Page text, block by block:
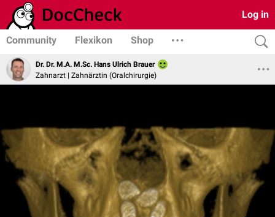
Log in
Community Flexikon Shop
Dr. Dr. M.A. M.Sc. Hans Ulrich Brauer
Zahnarzt | Zahnärztin (Oralchirurgie)